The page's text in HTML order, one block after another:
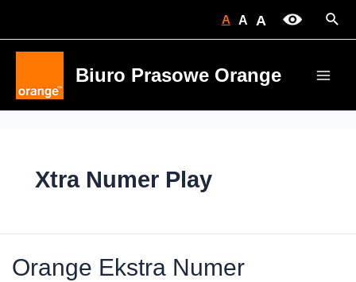
A A A
Biuro Prasowe Orange
Xtra Numer Play
Orange Ekstra Numer